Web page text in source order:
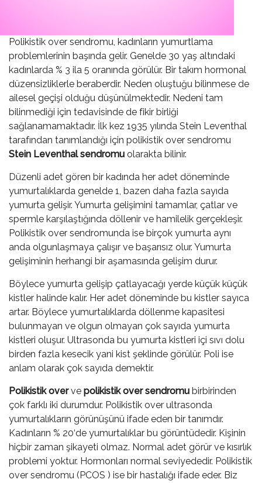
Polikistik over sendromu, kadınların yumurtlama
problemlerinin başında gelir. Genelde 30 yaş altındaki
kadınlarda % 3 ila 5 oranında görülür. Bir takım hormonal
düzensizliklerle beraberdir. Neden oluştuğu bilinmese de
ailesel geçişi olduğu düşünülmektedir. Nedeni tam
bilinmediği için tedavisinde de fikir birliği
sağlanamamaktadır. İlk kez 1935 yılında Stein Leventhal
tarafından tanımlandığı için polikistik over sendromu
Stein Leventhal sendromu olarakta bilinir.
Düzenli adet gören bir kadında her adet döneminde
yumurtalıklarda genelde 1, bazen daha fazla sayıda
yumurta gelişir. Yumurta gelişimini tamamlar, çatlar ve
spermle karşılaştığında döllenir ve hamilelik gerçekleşir.
Polikistik over sendromunda ise birçok yumurta aynı
anda olgunlaşmaya çalışır ve başarısız olur. Yumurta
gelişiminin herhangi bir aşamasında gelişim durur.
Böylece yumurta gelişip çatlayacağı yerde küçük küçük
kistler halinde kalır. Her adet döneminde bu kistler sayıca
artar. Böylece yumurtalıklarda döllenme kapasitesi
bulunmayan ve olgun olmayan çok sayıda yumurta
kistleri oluşur. Ultrasonda bu yumurta kistleri içi sıvı dolu
birden fazla kesecik yani kist şeklinde görülür. Poli ise
anlam olarak çok sayıda demektir.
Polikistik overve polikistik over sendromu birbirinden
çok farklı iki durumdur. Polikistik over ultrasonda
yumurtalıkların görünüşünü ifade eden bir tanımdır.
Kadınların % 20‘de yumurtalıklar bu görüntüdedir. Kişinin
hiçbir zaman şikayeti olmaz. Normal adet görür ve kısırlık
problemi yoktur. Hormonları normal seviyededir. Polikistik
over sendromu (PCOS ) ise bir hastalığı ifade eder. Biz